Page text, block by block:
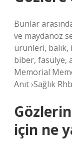
Bunlar
ve maydanoz
ürünleri, balık,
biber, fasulye,
Memorial
Anıt ›Sağlık
için ne